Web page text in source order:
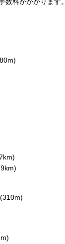
料がかかります。